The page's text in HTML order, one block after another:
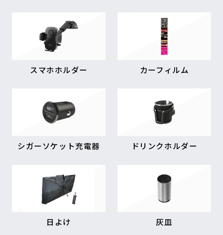
スマホホルダー カーフィルム
シガーソケット充電器 ドリンクホルダー
日よけ 灰皿